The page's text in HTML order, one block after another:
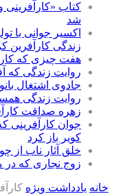
کتاب «کارآفرینی
شد
اکسیر جوانی با
زندگی کارآفرین
هفت چیزی که
روایت زندگی که
جادوی اشتغال
روایت زندگی
زهره صداقت
جوان کارآفرینی
کویر باز کرد
خلق آثار ناب از
زوج نجاری که در
خانه يادداشت ويژه